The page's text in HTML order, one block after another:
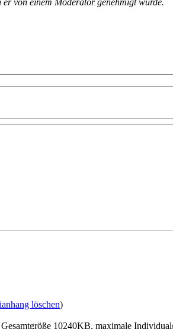
von einem Moderator genehmigt wurde.
löschen)
10240KB, maximale